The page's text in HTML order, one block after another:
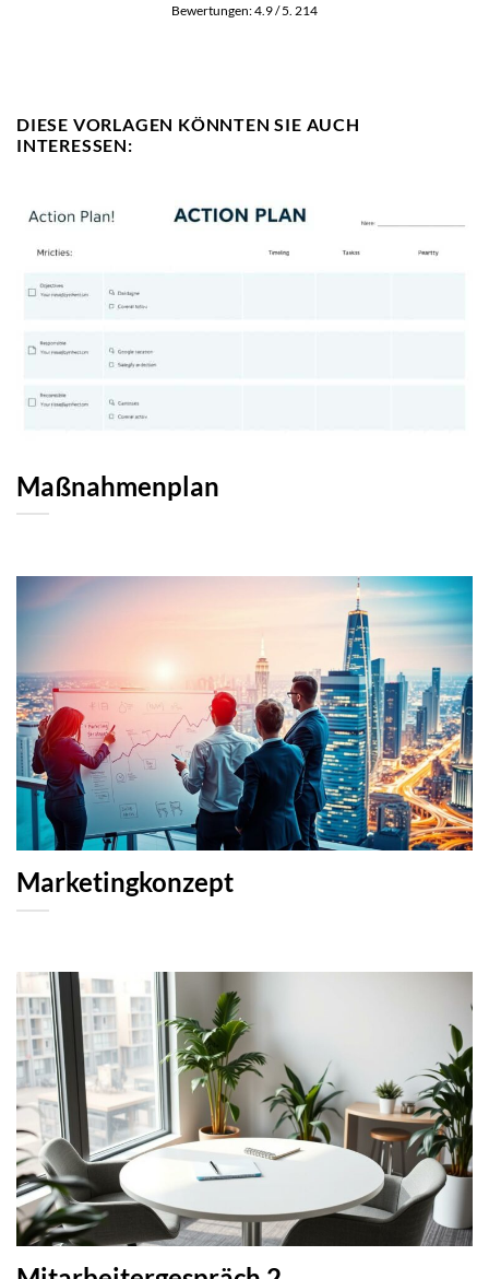
Bewertungen:4.9/ 5. 214
DIESE VORLAGEN KÖNNTEN SIE AUCH
INTERESSEN:
Maßnahmenplan
Marketingkonzept